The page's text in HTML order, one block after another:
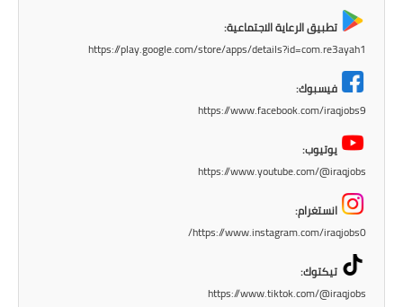
تطبيق الرعاية الاجتماعية:
https://play.google.com/store/apps/details?id=com.re3ayah1
فيسبوك:
https://www.facebook.com/iraqjobs9
يوتيوب:
https://www.youtube.com/@iraqjobs
انستغرام:
https://www.instagram.com/iraqjobs0/
تيكتوك:
https://www.tiktok.com/@iraqjobs